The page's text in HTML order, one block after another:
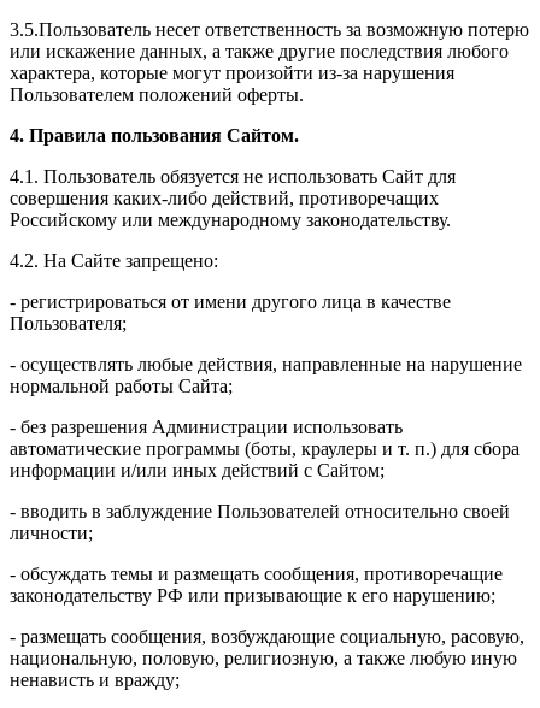
3.5.Пользователь несет ответственность за возможную потерю
или искажение данных, а также другие последствия любого
характера, которые могут произойти из-за нарушения
Пользователем положений оферты.
4. Правила пользования Сайтом.
4.1. Пользователь обязуется не использовать Сайт для
совершения каких-либо действий, противоречащих
Российскому или международному законодательству.
4.2. На Сайте запрещено:
- регистрироваться от имени другого лица в качестве
Пользователя;
- осуществлять любые действия, направленные на нарушение
нормальной работы Сайта;
- без разрешения Администрации использовать
автоматические программы (боты, краулеры и т. п.) для сбора
информации и/или иных действий с Сайтом;
- вводить в заблуждение Пользователей относительно своей
личности;
- обсуждать темы и размещать сообщения, противоречащие
законодательству РФ или призывающие к его нарушению;
- размещать сообщения, возбуждающие социальную, расовую,
национальную, половую, религиозную, а также любую иную
ненависть и вражду;